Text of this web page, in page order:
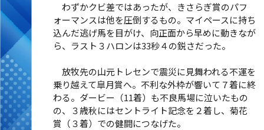
わずかクビ差ではあったが、きさらぎ賞のパフ
ォーマンスは他を圧倒するもの。マイペースに持ち
込んだ逃げ馬を目がけ、向正面から早めに動きなが
ら、ラスト３ハロンは33秒４の鋭さだった。
放牧先の山元トレセンで震災に見舞われる不運を
乗り越えて皐月賞へ。不利な外枠が響いて７着に終
わる。ダービー（11着）も不良馬場に泣いたもの
の、３歳秋にはセントライト記念を２着し、菊花
賞（３着）での健闘につなげた。